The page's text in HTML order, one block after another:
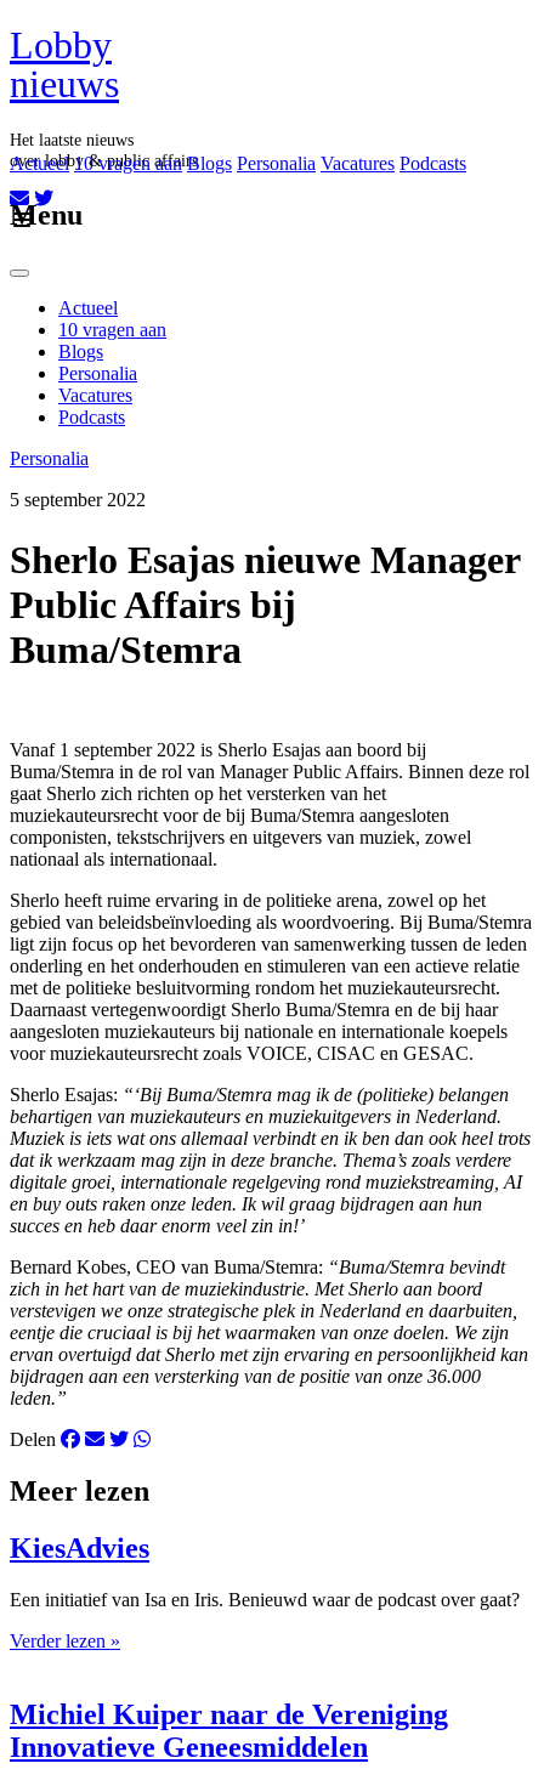
Lobby
nieuws
Het laatste nieuws
over lobby & public affairs
Aboneer op onze nieuwsbrief
Actueel 10 vragen aan Blogs Personalia Vacatures Podcasts
Menu
Actueel
10 vragen aan
Blogs
Personalia
Vacatures
Podcasts
Personalia
5 september 2022
Sherlo Esajas nieuwe Manager
Public Affairs bij
Buma/Stemra
Vanaf 1 september 2022 is Sherlo Esajas aan boord bij
Buma/Stemra in de rol van Manager Public Affairs. Binnen deze rol
gaat Sherlo zich richten op het versterken van het
muziekauteursrecht voor de bij Buma/Stemra aangesloten
componisten, tekstschrijvers en uitgevers van muziek, zowel
nationaal als internationaal.
Sherlo heeft ruime ervaring in de politieke arena, zowel op het
gebied van beleidsbeïnvloeding als woordvoering. Bij Buma/Stemra
ligt zijn focus op het bevorderen van samenwerking tussen de leden
onderling en het onderhouden en stimuleren van een actieve relatie
met de politieke besluitvorming rondom het muziekauteursrecht.
Daarnaast vertegenwoordigt Sherlo Buma/Stemra en de bij haar
aangesloten muziekauteurs bij nationale en internationale koepels
voor muziekauteursrecht zoals VOICE, CISAC en GESAC.
Sherlo Esajas: “‘Bij Buma/Stemra mag ik de (politieke) belangen
behartigen van muziekauteurs en muziekuitgevers in Nederland.
Muziek is iets wat ons allemaal verbindt en ik ben dan ook heel trots
dat ik werkzaam mag zijn in deze branche. Thema’s zoals verdere
digitale groei, internationale regelgeving rond muziekstreaming, AI
en buy outs raken onze leden. Ik wil graag bijdragen aan hun
succes en heb daar enorm veel zin in!’
Bernard Kobes, CEO van Buma/Stemra: “Buma/Stemra bevindt
zich in het hart van de muziekindustrie. Met Sherlo aan boord
verstevigen we onze strategische plek in Nederland en daarbuiten,
eentje die cruciaal is bij het waarmaken van onze doelen. We zijn
ervan overtuigd dat Sherlo met zijn ervaring en persoonlijkheid kan
bijdragen aan een versterking van de positie van onze 36.000
leden.”
Delen
Meer lezen
KiesAdvies
Een initiatief van Isa en Iris. Benieuwd waar de podcast over gaat?
Verder lezen »
Michiel Kuiper naar de Vereniging
Innovatieve Geneesmiddelen